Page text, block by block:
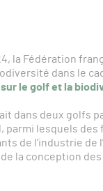
la Fédération
dans le
le golf et la
dans deux golfs
parmi lesquels
de l’industrie de
la conception